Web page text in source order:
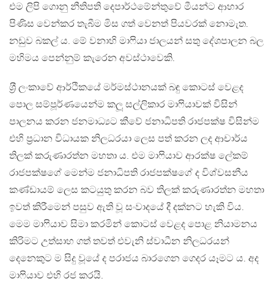
එම ලිපි ගොනු නීතිපති දෙපාර්ථමේන්තුවේ මීයන්ට ආහාර
පිණිස වෙන්කර තැබීම මිස ගත් වෙනත් පියවරක් නොමැත.
නඩුව බකල් ය. මේ වනාහි මාෆියා ජාලයන් සතු දේශපාලන බල
මහිමය පෙන්නුම් කැරෙන අවස්ථාවෙකි.
ශ‍්‍රී ලංකාවේ ආර්ථිකයේ මර්මස්ථානයක් බඳු කොටස් වෙළද
පොල සම්පූර්ණයෙන්ම කලූ සල්ලිකාර මාෆියාවක් විසින්
පාලනය කරන ජනමාධ්‍යට කීවේ ජනාධිපති රාජපක්ෂ විසින්ම
එහි ප‍්‍රධාන විධායක නිලධරයා ලෙස පත් කරන ලද ආචාර්ය
තිලක් කරුණාරත්න මහතා ය. එම මාෆියාව ආරක්ෂ ලේකම්
රාජපක්ෂගේ මෙන්ම ජනාධිපති රාජපක්ෂගේ ද විශ්වසනීය
කණ්ඩායම් ලෙස කටයුතු කරන බව තිලක් කරුණාරත්න මහතා
ඉවත් කිරීමෙන් පසුව ඇති වූ සංවාදයේ දී දක්නට හැකි විය.
මෙම මාෆියාව සිමා කරමින් කොටස් වෙළද පොළ නියාමනය
කිරිමට උත්සාහ ගත් තවත් එවැනි ස්වාධීන නිලධරයන්
දෙනෙකුට ම සිදු වූයේ ද පරාජය බාරගෙන ගෙදර යෑමට ය. අද
මාෆියාව එහි රජ කරයි.